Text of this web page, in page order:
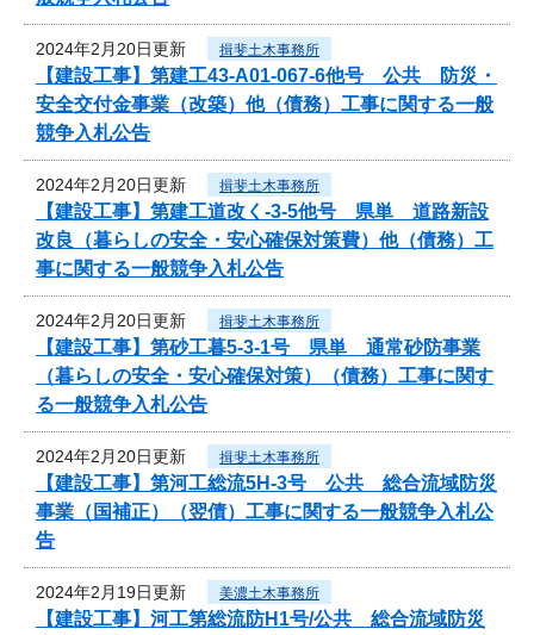
2024年2月20日更新 揖斐土木事務所
【建設工事】第建工43-A01-067-6他号 公共 防災・
安全交付金事業（改築）他（債務）工事に関する一般
競争入札公告
2024年2月20日更新 揖斐土木事務所
【建設工事】第建工道改く-3-5他号 県単 道路新設
改良（暮らしの安全・安心確保対策費）他（債務）工
事に関する一般競争入札公告
2024年2月20日更新 揖斐土木事務所
【建設工事】第砂工暮5-3-1号 県単 通常砂防事業
（暮らしの安全・安心確保対策）（債務）工事に関す
る一般競争入札公告
2024年2月20日更新 揖斐土木事務所
【建設工事】第河工総流5H-3号 公共 総合流域防災
事業（国補正）（翌債）工事に関する一般競争入札公
告
2024年2月19日更新 美濃土木事務所
【建設工事】河工第総流防H1号/公共 総合流域防災